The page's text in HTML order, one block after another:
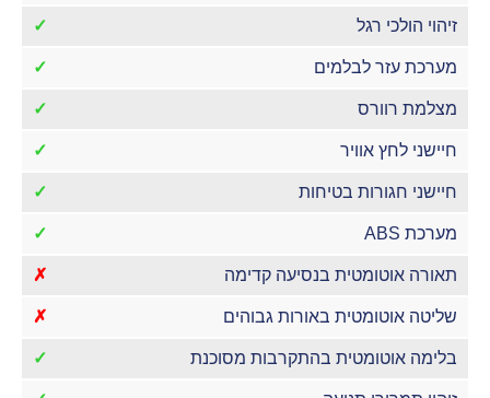
זיהוי הולכי רגל ✓
מערכת עזר לבלמים ✓
מצלמת רוורס ✓
חיישני לחץ אוויר ✓
חיישני חגורות בטיחות ✓
מערכת ABS ✓
תאורה אוטומטית בנסיעה קדימה ✗
שליטה אוטומטית באורות גבוהים ✗
בלימה אוטומטית בהתקרבות מסוכנת ✓